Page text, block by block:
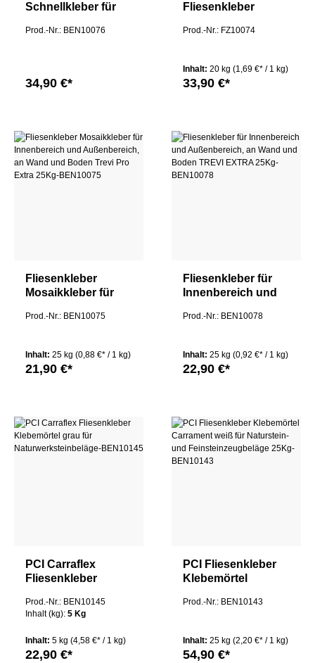
Schnellkleber für
Außenbereich, an
Prod.-Nr.: BEN10076
34,90 €*
Fliesenkleber
& Boden,
Licht 20Kg
Prod.-Nr.: FZ10074
Inhalt: 20 kg (1,69 €* / 1 kg)
33,90 €*
Fliesenkleber
Mosaikkleber für
Außenbereich, an
Trevi Pro Extra
25Kg
Prod.-Nr.: BEN10075
Inhalt: 25 kg (0,88 €* / 1 kg)
21,90 €*
Fliesenkleber für
Innenbereich und
Wand und Boden
Prod.-Nr.: BEN10078
Inhalt: 25 kg (0,92 €* / 1 kg)
22,90 €*
PCI Carraflex
Fliesenkleber
für
Naturwerksteinbelä
ge
Prod.-Nr.: BEN10145
Inhalt (kg): 5 Kg
Inhalt: 5 kg (4,58 €* / 1 kg)
22,90 €*
PCI Fliesenkleber
Klebemörtel
Naturstein- und
e 25Kg
Prod.-Nr.: BEN10143
Inhalt: 25 kg (2,20 €* / 1 kg)
54,90 €*